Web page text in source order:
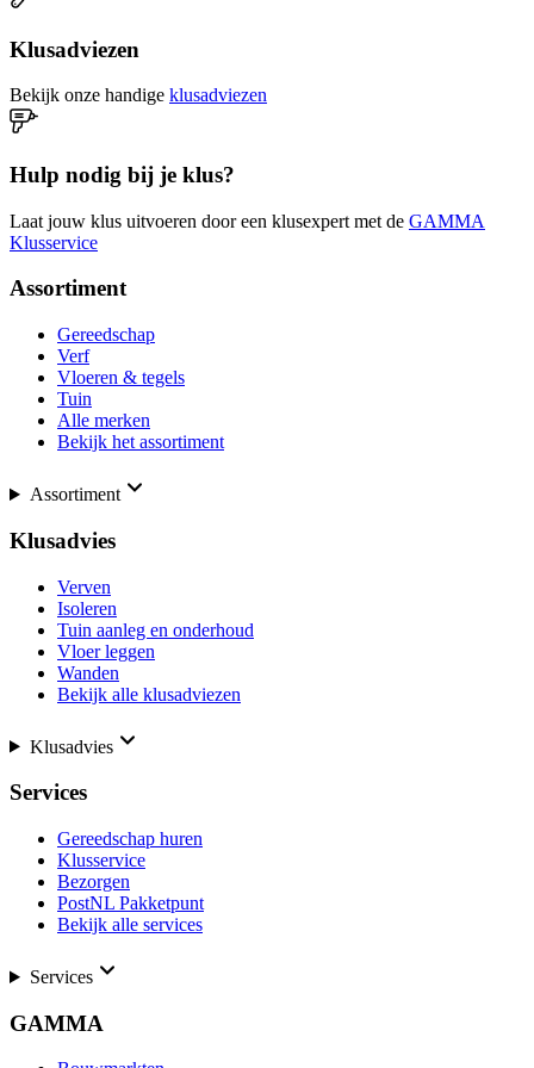
Klusadviezen
Bekijk onze handige klusadviezen
Hulp nodig bij je klus?
Laat jouw klus uitvoeren door een klusexpert met de GAMMA
Klusservice
Assortiment
Gereedschap
Verf
Vloeren & tegels
Tuin
Alle merken
Bekijk het assortiment
Assortiment
Klusadvies
Verven
Isoleren
Tuin aanleg en onderhoud
Vloer leggen
Wanden
Bekijk alle klusadviezen
Klusadvies
Services
Gereedschap huren
Klusservice
Bezorgen
PostNL Pakketpunt
Bekijk alle services
Services
GAMMA